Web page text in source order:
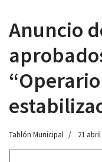
Anuncio
Tablón Municipal 21 abril